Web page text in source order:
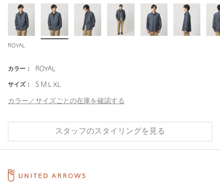
ROYAL
カラー： ROYAL
サイズ： S M L XL
カラー／サイズごとの在庫を確認する
スタッフのスタイリングを見る